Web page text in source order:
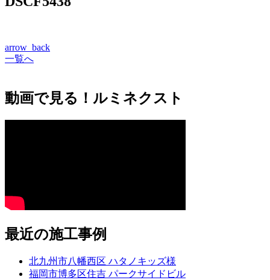
arrow_back
一覧へ
動画で見る！ルミネクスト
最近の施工事例
北九州市八幡西区 ハタノキッズ様
福岡市博多区住吉 パークサイドビル